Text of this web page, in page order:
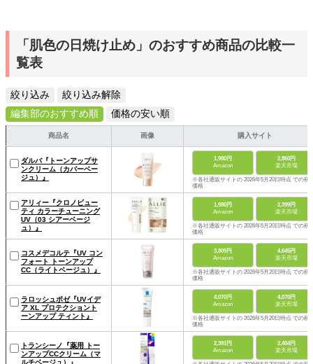
「肌色の日焼け止め」のおすすめ商品の比較一
覧表
絞り込み
絞り込み解除
編集部のおすすめ順
価格の安い順
商品名 画像 購入サイト
ダルバ『トーンアップサ
ンクリーム（カバーベー
ジュ）』
1,980円
Amazon
2,860円
楽天市場
※各社通販サイトの 2026年5月20日時点 での税
価格
アリィー『クロノビュー
ティ カラーチューニング
UV（03 シアーベージ
ュ）』
1,980円
Amazon
2,399円
楽天市場
※各社通販サイトの 2026年5月20日時点 での税
価格
コスメデコルテ『UV コン
フォート トーンアップ
CC（ライトベージュ）』
3,809円
Amazon
4,645円
楽天市場
※各社通販サイトの 2026年5月20日時点 での税
価格
ラロッシュポゼ『UVイデ
ア XL プロテクショント
ーンアップ ティント』
4,070円
Amazon
4,070円
楽天市場
※各社通販サイトの 2026年5月20日時点 での税
価格
トランシーノ『薬用 トー
ンアップCCクリーム（マ
ルチベージュ）』
2,391円
Amazon
2,404円
楽天市場